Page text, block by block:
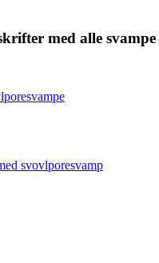
med alle svampe
svovlporesvamp